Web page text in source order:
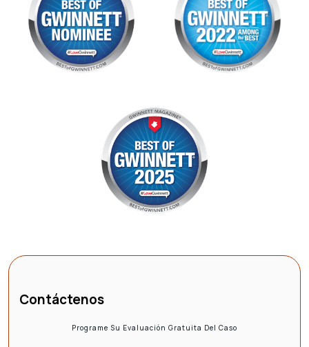
Contáctenos
Programe Su Evaluación Gratuita Del Caso